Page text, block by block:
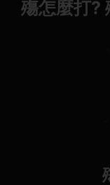
殤怎麼打?